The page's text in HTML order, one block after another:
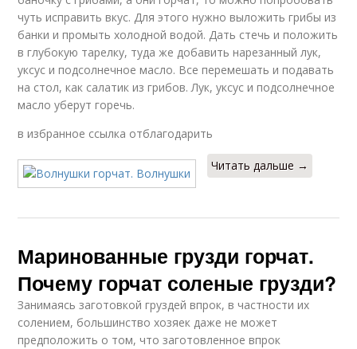
чуть исправить вкус. Для этого нужно выложить грибы из
банки и промыть холодной водой. Дать стечь и положить
в глубокую тарелку, туда же добавить нарезанный лук,
уксус и подсолнечное масло. Все перемешать и подавать
на стол, как салатик из грибов. Лук, уксус и подсолнечное
масло уберут горечь.
в избранное ссылка отблагодарить
Читать дальше →
Маринованные грузди горчат.
Почему горчат соленые грузди?
Занимаясь заготовкой груздей впрок, в частности их
солением, большинство хозяек даже не может
предположить о том, что заготовленное впрок